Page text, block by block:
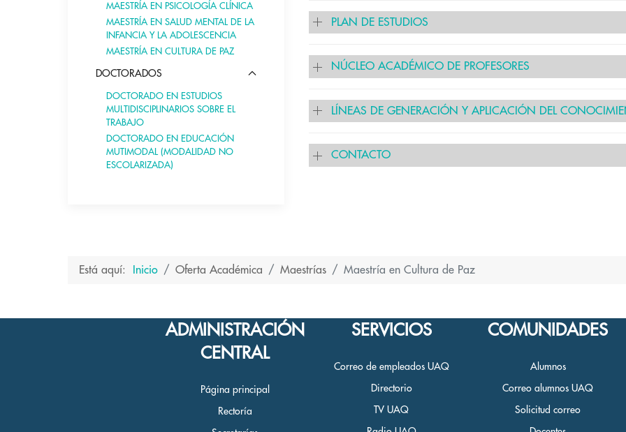
MAESTRÍA EN PSICOLOGÍA CLÍNICA
MAESTRÍA EN SALUD MENTAL DE LA
INFANCIA Y LA ADOLESCENCIA
MAESTRÍA EN CULTURA DE PAZ
DOCTORADOS
DOCTORADO EN ESTUDIOS
MULTIDISCIPLINARIOS SOBRE EL
TRABAJO
DOCTORADO EN EDUCACIÓN
MUTIMODAL (MODALIDAD NO
ESCOLARIZADA)
PLAN DE ESTUDIOS
NÚCLEO ACADÉMICO DE PROFESORES
LÍNEAS DE GENERACIÓN Y APLICACIÓN DEL
CONTACTO
Está aquí: Inicio Oferta Académica Maestrías Maestría en Cultura de Paz
ADMINISTRACIÓN
CENTRAL
Página principal
Rectoría
SERVICIOS
Correo de empleados UAQ
Directorio
TV UAQ
COMUNIDADES
Alumnos
Correo alumnos UAQ
Solicitud correo